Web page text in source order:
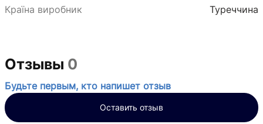
Країна виробник
Туреччина
Отзывы 0
Будьте первым, кто напишет отзыв
Оставить отзыв